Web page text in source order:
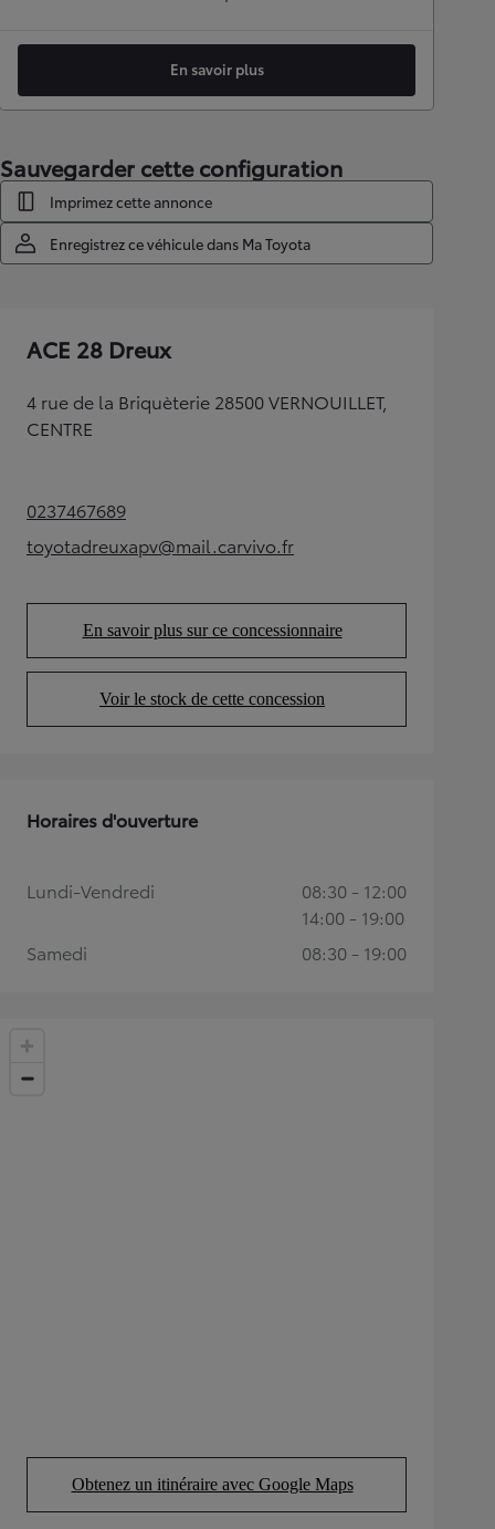
En savoir plus
Sauvegarder cette configuration
Imprimez cette annonce
Enregistrez ce véhicule dans Ma Toyota
ACE 28 Dreux
4 rue de la Briquèterie 28500 VERNOUILLET,
CENTRE
0237467689(Opens in new tab)
toyotadreuxapv@mail.carvivo.fr
(Opens in new tab)
En savoir plus sur ce concessionnaire
(Opens in new tab)
Voir le stock de cette concession
(Opens in new tab)
Obtenez un itinéraire avec Google Maps
(Opens in new tab)
Horaires d'ouverture
Lundi-Vendredi
08:30 - 12:00
14:00 - 19:00
Samedi
08:30 - 19:00